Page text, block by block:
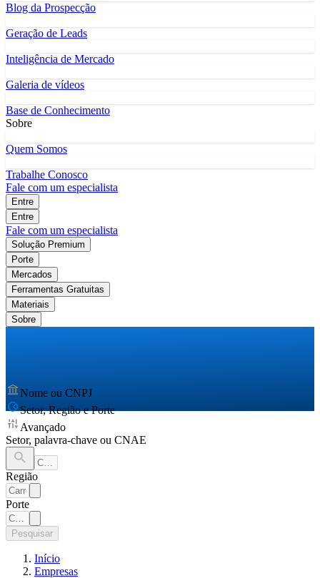
Blog da Prospecção
Geração de Leads
Inteligência de Mercado
Galeria de vídeos
Base de Conhecimento
Sobre
Quem Somos
Trabalhe Conosco
Fale com um especialista
Entre
Entre
Fale com um especialista
Solução Premium
Porte
Mercados
Ferramentas Gratuitas
Materiais
Sobre
Nome ou CNPJ
Setor, Região e Porte
Avançado
Setor, palavra-chave ou CNAE
Região
Porte
Pesquisar
Início
Empresas